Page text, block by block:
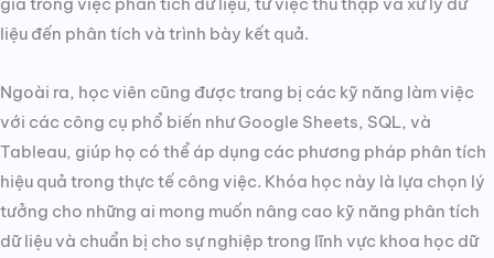
gia trong việc phân tích dữ liệu, từ việc thu thập và xử lý dữ
liệu đến phân tích và trình bày kết quả.
Ngoài ra, học viên cũng được trang bị các kỹ năng làm việc
với các công cụ phổ biến như Google Sheets, SQL, và
Tableau, giúp họ có thể áp dụng các phương pháp phân tích
hiệu quả trong thực tế công việc. Khóa học này là lựa chọn lý
tưởng cho những ai mong muốn nâng cao kỹ năng phân tích
dữ liệu và chuẩn bị cho sự nghiệp trong lĩnh vực khoa học dữ